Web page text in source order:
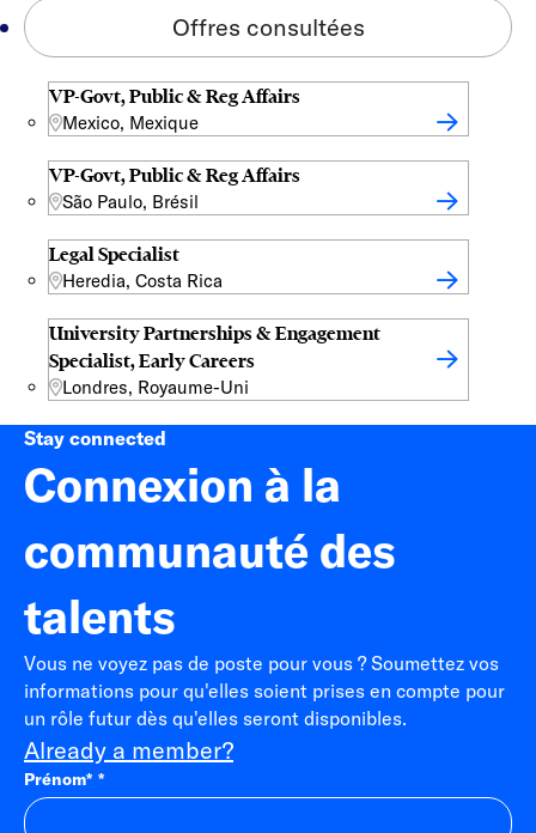
Offres consultées
VP-Govt, Public & Reg Affairs
Mexico, Mexique
VP-Govt, Public & Reg Affairs
São Paulo, Brésil
Legal Specialist
Heredia, Costa Rica
University Partnerships & Engagement
Specialist, Early Careers
Londres, Royaume-Uni
Stay connected
Connexion à la
communauté des
talents
Vous ne voyez pas de poste pour vous ? Soumettez vos
informations pour qu'elles soient prises en compte pour
un rôle futur dès qu'elles seront disponibles.
Already a member?
Prénom*